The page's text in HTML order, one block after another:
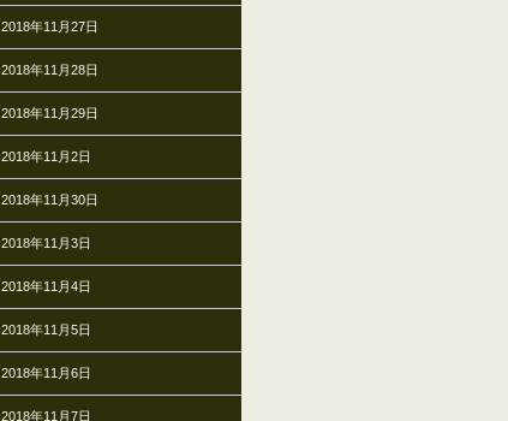
2018年11月27日
2018年11月28日
2018年11月29日
2018年11月2日
2018年11月30日
2018年11月3日
2018年11月4日
2018年11月5日
2018年11月6日
2018年11月7日